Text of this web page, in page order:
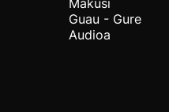
Makusi
Guau - Gure
Audioa